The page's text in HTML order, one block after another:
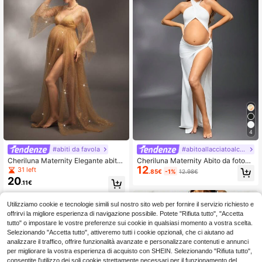
#abiti da favola
Cheriluna Maternity Elegante abito
di maternità trasparente e luccicant
e per servizio fotografico di materni
tà
31 left
20.11€
4
#abitoallacciatoalcollo
Cheriluna Maternity Abito da fotose
ssione premaman con scollo ad alet
ta, taglio a costine, apertura laterale
12.85€ -1% 12.98€
Utilizziamo cookie e tecnologie simili sul nostro sito web per fornire il servizio richiesto e
offrirvi la migliore esperienza di navigazione possibile. Potete "Rifiuta tutto", "Accetta
tutto" o impostare le vostre preferenze sui cookie in qualsiasi momento a vostra scelta.
Selezionando "Accetta tutto", attiveremo tutti i cookie opzionali, che ci aiutano ad
analizzare il traffico, offrire funzionalità avanzate e personalizzare contenuti e annunci
per migliorare la vostra esperienza di acquisto con SHEIN. Selezionando "Rifiuta tutto",
consentite l'utilizzo dei soli cookie strettamente necessari per il funzionamento del